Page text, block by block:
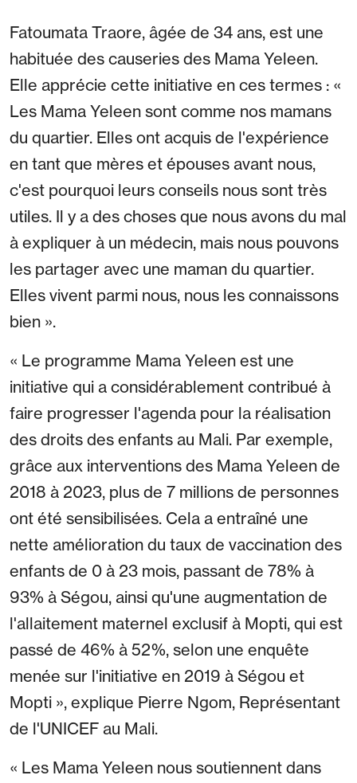
Fatoumata Traore, âgée de 34 ans, est une
habituée des causeries des Mama Yeleen.
Elle apprécie cette initiative en ces termes : «
Les Mama Yeleen sont comme nos mamans
du quartier. Elles ont acquis de l'expérience
en tant que mères et épouses avant nous,
c'est pourquoi leurs conseils nous sont très
utiles. Il y a des choses que nous avons du mal
à expliquer à un médecin, mais nous pouvons
les partager avec une maman du quartier.
Elles vivent parmi nous, nous les connaissons
bien ».
« Le programme Mama Yeleen est une
initiative qui a considérablement contribué à
faire progresser l'agenda pour la réalisation
des droits des enfants au Mali. Par exemple,
grâce aux interventions des Mama Yeleen de
2018 à 2023, plus de 7 millions de personnes
ont été sensibilisées. Cela a entraîné une
nette amélioration du taux de vaccination des
enfants de 0 à 23 mois, passant de 78% à
93% à Ségou, ainsi qu'une augmentation de
l'allaitement maternel exclusif à Mopti, qui est
passé de 46% à 52%, selon une enquête
menée sur l'initiative en 2019 à Ségou et
Mopti », explique Pierre Ngom, Représentant
de l'UNICEF au Mali.
« Les Mama Yeleen nous soutiennent dans